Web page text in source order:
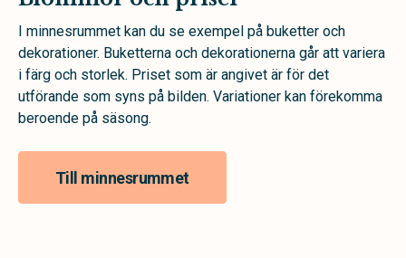
I minnesrummet kan du se exempel på buketter och
dekorationer. Buketterna och dekorationerna går att variera
i färg och storlek. Priset som är angivet är för det
utförande som syns på bilden. Variationer kan förekomma
beroende på säsong.
Till minnesrummet